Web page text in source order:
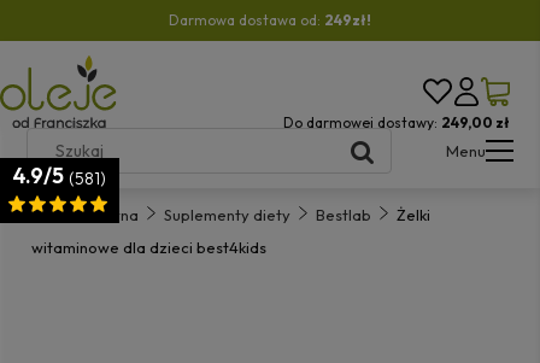
Darmowa dostawa od: 249zł!
Do darmowej dostawy: 249,00 zł
Menu
Strona główna Suplementy diety Bestlab
Żelki
witaminowe dla dzieci best4kids
4.9/5 (581)